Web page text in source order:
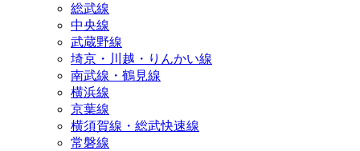
総武線
中央線
武蔵野線
埼京・川越・りんかい線
南武線・鶴見線
横浜線
京葉線
横須賀線・総武快速線
常磐線